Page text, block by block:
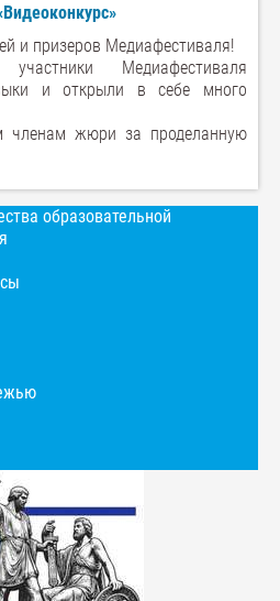
и призеров Медиафестиваля!
Медиафестиваля
и открыли в себе много
членам жюри за проделанную
образовательной